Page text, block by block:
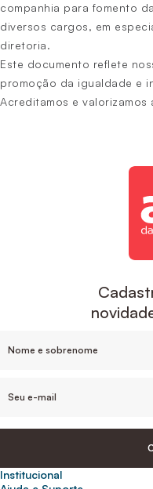
companhia para fomento
diversos cargos, em
diretoria.
Este documento reflete
promoção da igualdade e
Acreditamos e valorizamos
Institucional